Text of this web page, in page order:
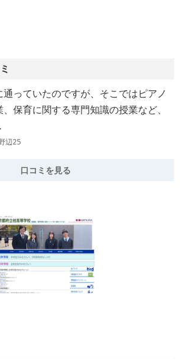
っていたのですが、そこではピアノ
保育に関する専門知識の授業など、
辺25
口コミを見る